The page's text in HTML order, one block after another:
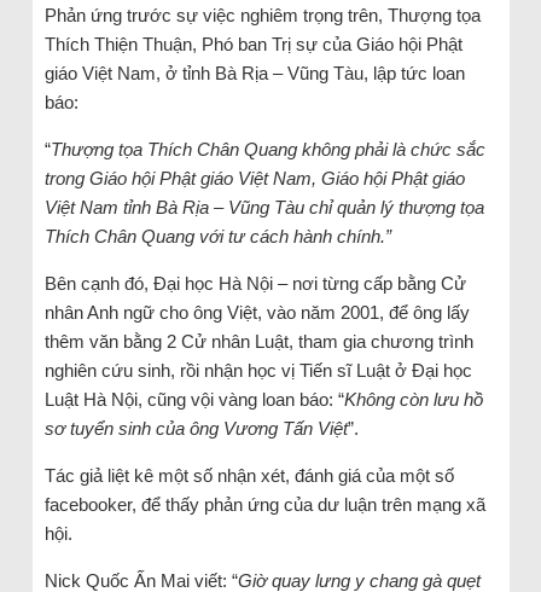
Phản ứng trước sự việc nghiêm trọng trên, Thượng tọa
Thích Thiện Thuận, Phó ban Trị sự của Giáo hội Phật
giáo Việt Nam, ở tỉnh Bà Rịa – Vũng Tàu, lập tức loan
báo:
“Thượng tọa Thích Chân Quang không phải là chức sắc
trong Giáo hội Phật giáo Việt Nam, Giáo hội Phật giáo
Việt Nam tỉnh Bà Rịa – Vũng Tàu chỉ quản lý thượng tọa
Thích Chân Quang với tư cách hành chính.”
Bên cạnh đó, Đại học Hà Nội – nơi từng cấp bằng Cử
nhân Anh ngữ cho ông Việt, vào năm 2001, để ông lấy
thêm văn bằng 2 Cử nhân Luật, tham gia chương trình
nghiên cứu sinh, rồi nhận học vị Tiến sĩ Luật ở Đại học
Luật Hà Nội, cũng vội vàng loan báo: “Không còn lưu hồ
sơ tuyển sinh của ông Vương Tấn Việt”.
Tác giả liệt kê một số nhận xét, đánh giá của một số
facebooker, để thấy phản ứng của dư luận trên mạng xã
hội.
Nick Quốc Ấn Mai viết: “Giờ quay lưng y chang gà quẹt